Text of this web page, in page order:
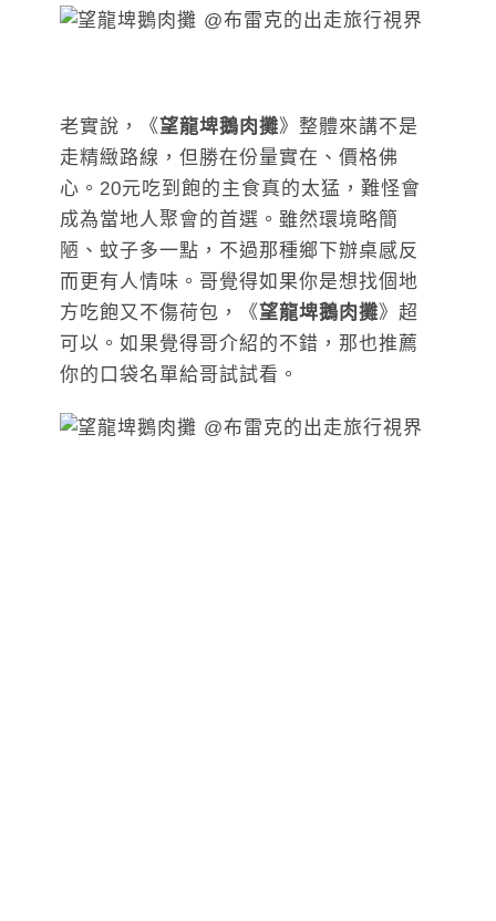
老實說，《望龍埤鵝肉攤》整體來講不是
走精緻路線，但勝在份量實在、價格佛
心。20元吃到飽的主食真的太猛，難怪會
成為當地人聚會的首選。雖然環境略簡
陋、蚊子多一點，不過那種鄉下辦桌感反
而更有人情味。哥覺得如果你是想找個地
方吃飽又不傷荷包，《望龍埤鵝肉攤》超
可以。如果覺得哥介紹的不錯，那也推薦
你的口袋名單給哥試試看。